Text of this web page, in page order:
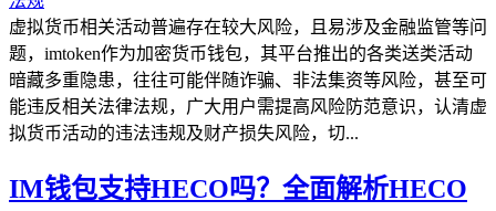
虚拟货币相关活动普遍存在较大风险，且易涉及金融监管等问
题，imtoken作为加密货币钱包，其平台推出的各类送类活动
暗藏多重隐患，往往可能伴随诈骗、非法集资等风险，甚至可
能违反相关法律法规，广大用户需提高风险防范意识，认清虚
拟货币活动的违法违规及财产损失风险，切...
IM钱包支持HECO吗？全面解析HECO